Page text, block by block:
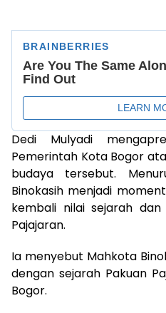
Dedi Mulyadi
Pemerintah Kota Bogor
budaya tersebut.
Binokasih menjadi
kembali nilai sejarah
Pajajaran.
Ia menyebut Mahkota
dengan sejarah Pakuan
Bogor.